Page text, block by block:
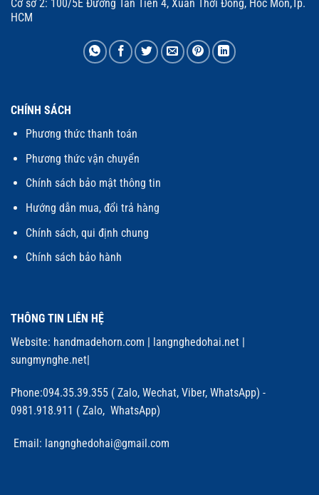
Cơ sở 2: 100/5E Đường Tân Tiến 4, Xuân Thới Đông, Hóc Môn,Tp.
HCM
CHÍNH SÁCH
Phương thức thanh toán
Phương thức vận chuyển
Chính sách bảo mật thông tin
Hướng dẫn mua, đổi trả hàng
Chính sách, qui định chung
Chính sách bảo hành
THÔNG TIN LIÊN HỆ
Website: handmadehorn.com | langnghedohai.net |
sungmynghe.net|
Phone:094.35.39.355 ( Zalo, Wechat, Viber, WhatsApp) -
0981.918.911 ( Zalo, WhatsApp)
Email: langnghedohai@gmail.com